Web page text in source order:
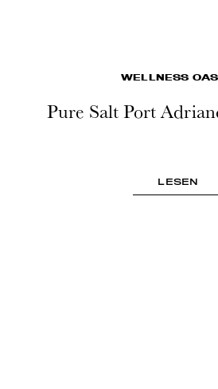
WELLNESS
Pure Salt Port
LESEN